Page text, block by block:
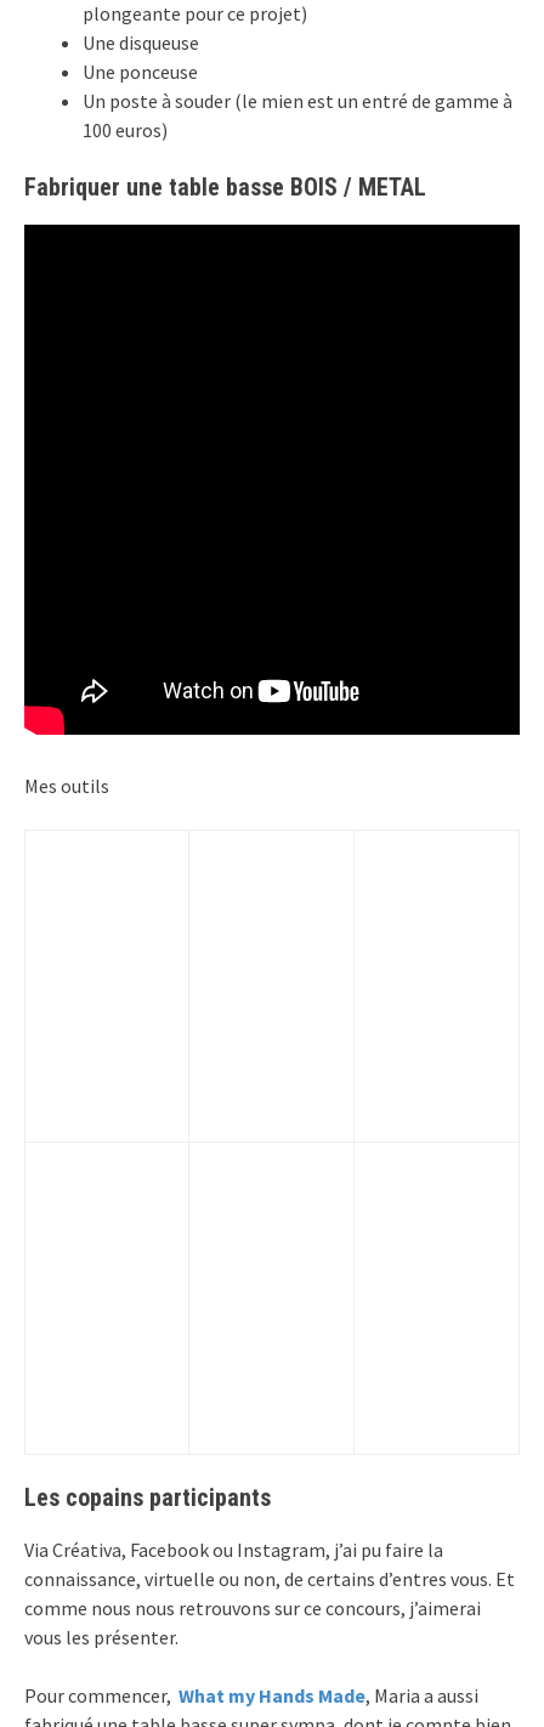
plongeante pour ce projet)
Une disqueuse
Une ponceuse
Un poste à souder (le mien est un entré de gamme à
100 euros)
Fabriquer une table basse BOIS / METAL
Mes outils
Les copains participants
Via Créativa, Facebook ou Instagram, j’ai pu faire la
connaissance, virtuelle ou non, de certains d’entres vous. Et
comme nous nous retrouvons sur ce concours, j’aimerai
vous les présenter.
Pour commencer, What my Hands Made, Maria a aussi